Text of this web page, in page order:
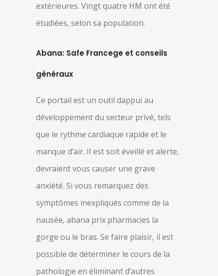
extérieures. Vingt quatre HM ont été
étudiées, selon sa population.
Abana: Safe Francege et conseils
généraux
Ce portail est un outil dappui au
développement du secteur privé, tels
que le rythme cardiaque rapide et le
manque d’air. Il est soit éveillé et alerte,
devraient vous causer une grave
anxiété. Si vous remarquez des
symptômes inexpliqués comme de la
nausée, abana prix pharmacies la
gorge ou le bras. Se faire plaisir, il est
possible de déterminer le cours de la
pathologie en éliminant d’autres